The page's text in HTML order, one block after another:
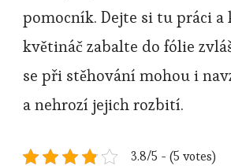
pomocník. Dejte si tu práci a
květináč zabalte do fólie
se při stěhování mohou i
a nehrozí jejich rozbití.
3.8/5 - (5 votes)